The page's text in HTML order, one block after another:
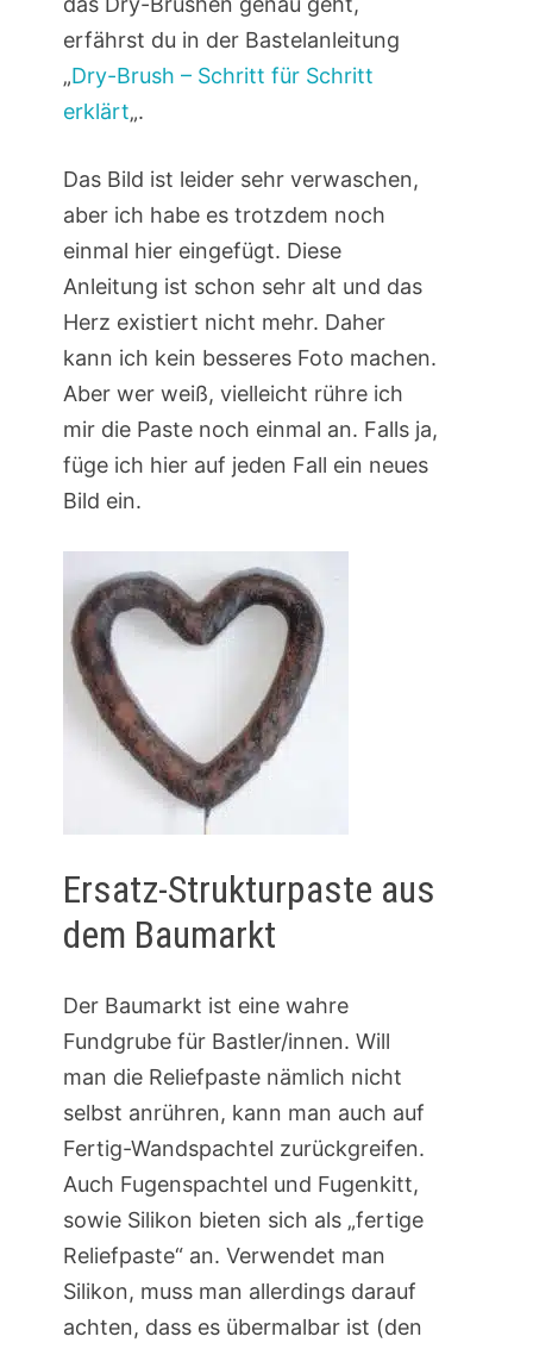
erfährst du in der Bastelanleitung
„Dry-Brush – Schritt für Schritt
erklärt„.
Das Bild ist leider sehr verwaschen,
aber ich habe es trotzdem noch
einmal hier eingefügt. Diese
Anleitung ist schon sehr alt und das
Herz existiert nicht mehr. Daher
kann ich kein besseres Foto machen.
Aber wer weiß, vielleicht rühre ich
mir die Paste noch einmal an. Falls ja,
füge ich hier auf jeden Fall ein neues
Bild ein.
Ersatz-Strukturpaste aus
dem Baumarkt
Der Baumarkt ist eine wahre
Fundgrube für Bastler/innen. Will
man die Reliefpaste nämlich nicht
selbst anrühren, kann man auch auf
Fertig-Wandspachtel zurückgreifen.
Auch Fugenspachtel und Fugenkitt,
sowie Silikon bieten sich als „fertige
Reliefpaste“ an. Verwendet man
Silikon, muss man allerdings darauf
achten, dass es übermalbar ist (den